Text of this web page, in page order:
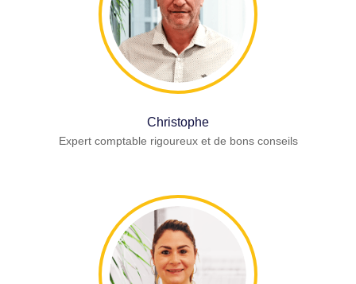
Christophe
Expert comptable rigoureux et de bons conseils